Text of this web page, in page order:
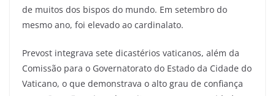
de muitos dos bispos do mundo. Em setembro do
mesmo ano, foi elevado ao cardinalato.
Prevost integrava sete dicastérios vaticanos, além da
Comissão para o Governatorato do Estado da Cidade do
Vaticano, o que demonstrava o alto grau de confiança